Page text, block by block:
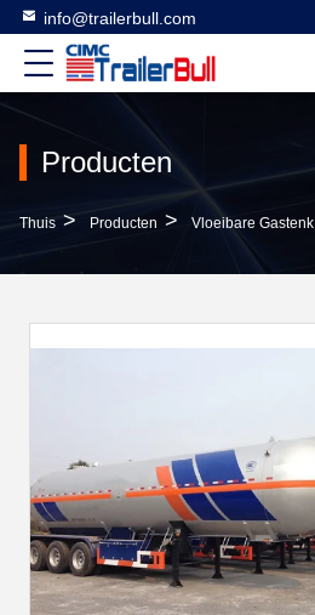
info@trailerbull.com
Producten
Thuis > Producten > Vloeibare Gastenk